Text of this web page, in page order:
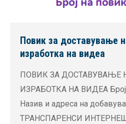
Повик за доставување
изработка на видеа
ПОВИК ЗА ДОСТАВУВАЊЕ
ИЗРАБОТКА НА ВИДЕА Број
Назив и адреса на
ТРАНСПАРЕНСИ